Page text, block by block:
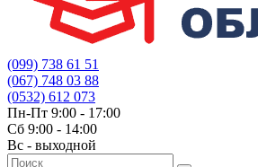
(099) 738 61 51
(067) 748 03 88
(0532) 612 073
Пн-Пт 9:00 - 17:00
Сб 9:00 - 14:00
Вс - выходной